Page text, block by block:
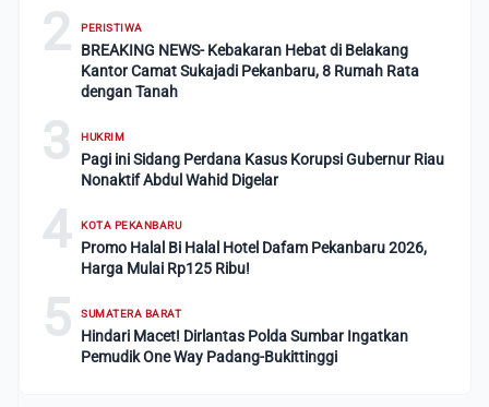
2 PERISTIWA
BREAKING NEWS- Kebakaran Hebat di Belakang
Kantor Camat Sukajadi Pekanbaru, 8 Rumah Rata
dengan Tanah
3 HUKRIM
Pagi ini Sidang Perdana Kasus Korupsi Gubernur Riau
Nonaktif Abdul Wahid Digelar
4 KOTA PEKANBARU
Promo Halal Bi Halal Hotel Dafam Pekanbaru 2026,
Harga Mulai Rp125 Ribu!
5 SUMATERA BARAT
Hindari Macet! Dirlantas Polda Sumbar Ingatkan
Pemudik One Way Padang-Bukittinggi